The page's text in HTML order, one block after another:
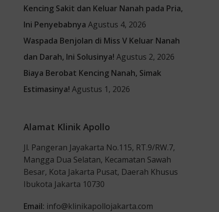
Kencing Sakit dan Keluar Nanah pada Pria,
Ini Penyebabnya Agustus 4, 2026
Waspada Benjolan di Miss V Keluar Nanah
dan Darah, Ini Solusinya! Agustus 2, 2026
Biaya Berobat Kencing Nanah, Simak
Estimasinya! Agustus 1, 2026
Alamat Klinik Apollo
Jl. Pangeran Jayakarta No.115, RT.9/RW.7,
Mangga Dua Selatan, Kecamatan Sawah
Besar, Kota Jakarta Pusat, Daerah Khusus
Ibukota Jakarta 10730
Email: info@klinikapollojakarta.com